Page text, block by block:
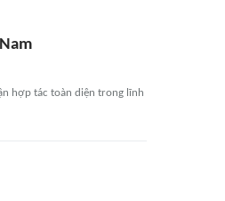
hợp tác toàn diện trong lĩnh